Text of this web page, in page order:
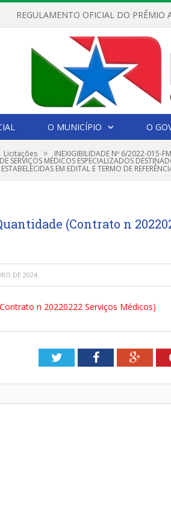
O MUNICÍPIO O
Licitações » INEXIGIBILIDADE Nº 6/2022-015-
SERVIÇOS MÉDICOS ESPECIALIZADOS
EM EDITAL E TERMO DE
(Contrato n
DE 2024
n 20220222 Serviços Médicos)
TwitterFacebook